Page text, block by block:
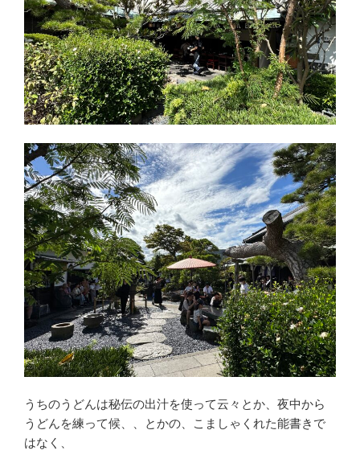
うちのうどんは秘伝の出汁を使って云々とか、夜中から
うどんを練って候、、とかの、こましゃくれた能書きで
はなく、